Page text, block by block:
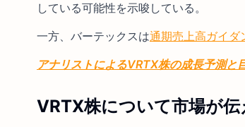
している可能性を示唆している。
一方、バーテックスは通期売上高ガイダ
アナリストによるVRTX株の成長予測と
VRTX株について市場が伝